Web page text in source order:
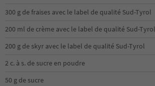
300 g de fraises avec le label de qualité Sud-Tyrol
200 ml de crème avec le label de qualité Sud-Tyrol
200 g de skyr avec le label de qualité Sud-Tyrol
2 c. à s. de sucre en poudre
50 g de sucre